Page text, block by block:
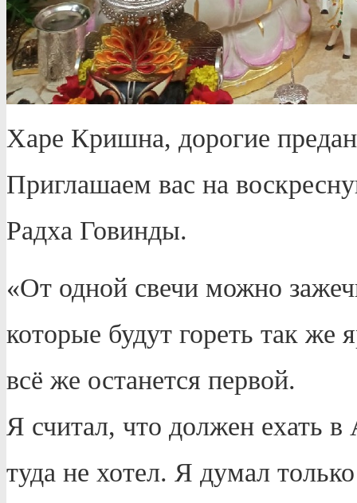
Харе Кришна, дорогие
Приглашаем вас на
Радха Говинды.
«От одной свечи можно
которые будут гореть так же
всё же останется первой.
Я считал, что должен ехать
туда не хотел. Я думал